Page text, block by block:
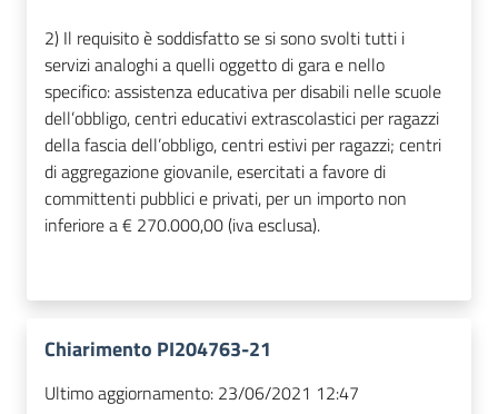
2) Il requisito è soddisfatto se si sono svolti tutti i
servizi analoghi a quelli oggetto di gara e nello
specifico: assistenza educativa per disabili nelle scuole
dell’obbligo, centri educativi extrascolastici per ragazzi
della fascia dell’obbligo, centri estivi per ragazzi; centri
di aggregazione giovanile, esercitati a favore di
committenti pubblici e privati, per un importo non
inferiore a € 270.000,00 (iva esclusa).
Chiarimento PI204763-21
Ultimo aggiornamento: 23/06/2021 12:47